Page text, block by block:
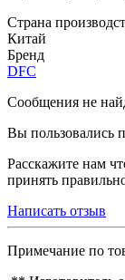
Страна
Китай
Бренд
DFC
Сообщения не
Вы пользовались
Расскажите нам
принять
Написать отзыв
Примечание по